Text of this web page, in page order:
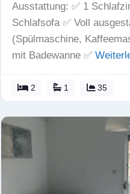
Ausstattung: ✅ 1
Schlafsofa ✅ Voll
(Spülmaschine,
mit Badewanne ✅
2 1 35